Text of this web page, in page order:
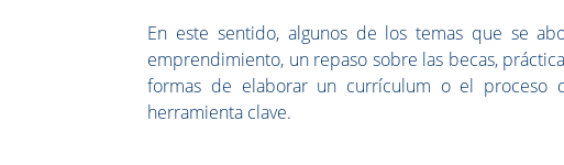
En este sentido, algunos de los temas que se
emprendimiento, un repaso sobre las becas,
formas de elaborar un currículum o el proceso
herramienta clave.